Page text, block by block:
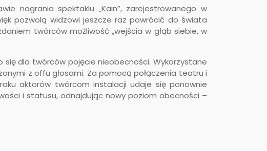
nagrania spektaklu „Kain”, zarejestrowanego w
pozwolą widzowi jeszcze raz powrócić do świata
twórców możliwość „wejścia w głąb siebie, w
dla twórców pojęcie nieobecności. Wykorzystane
z offu głosami. Za pomocą połączenia teatru i
aktorów twórcom instalacji udaje się ponownie
i statusu, odnajdując nowy poziom obecności –